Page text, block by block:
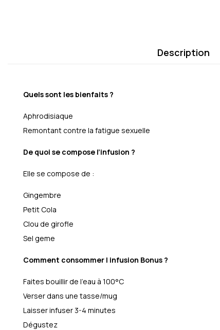
Description
Quels sont les bienfaits ?
Aphrodisiaque
Remontant contre la fatigue sexuelle
De quoi se compose l’infusion ?
Elle se compose de :
Gingembre
Petit Cola
Clou de girofle
Sel geme
Comment consommer l infusion Bonus ?
Faites bouillir de l’eau à 100°C
Verser dans une tasse/mug
Laisser infuser 3-4 minutes
Dégustez